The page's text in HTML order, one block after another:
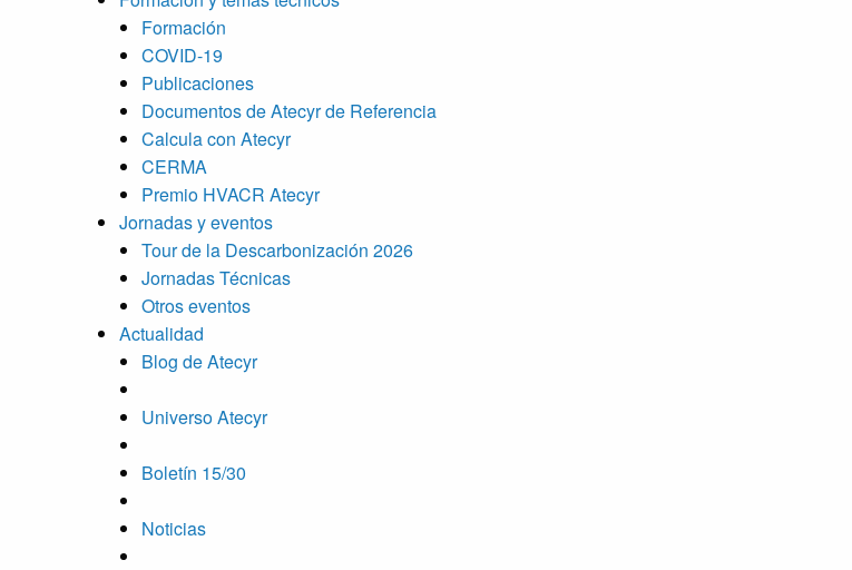
Formación
COVID-19
Publicaciones
Documentos de Atecyr de Referencia
Calcula con Atecyr
CERMA
Premio HVACR Atecyr
Jornadas y eventos
Tour de la Descarbonización 2026
Jornadas Técnicas
Otros eventos
Actualidad
Blog de Atecyr
Universo Atecyr
Boletín 15/30
Noticias